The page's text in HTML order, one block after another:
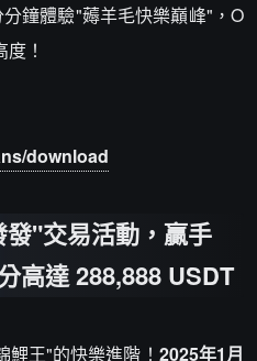
鐘體驗"薅羊毛快樂巔峰"，O
！
download
"交易活動，贏手
高達 288,888 USDT
王"的快樂進階！ 2025年1月